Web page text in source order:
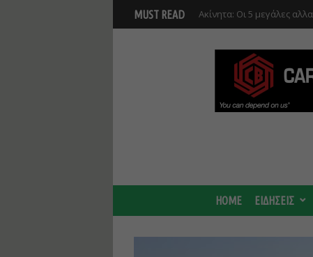
MUST READ Νέο masterplan για 5.000
αναπτύξεις
HOME ΕΙΔΗΣΕΙΣ